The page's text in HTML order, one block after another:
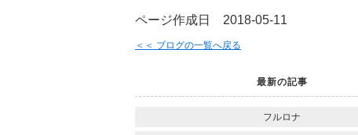
ページ作成日 2018-05-11
＜＜ ブログの一覧へ戻る
最新の記事
フルロナ